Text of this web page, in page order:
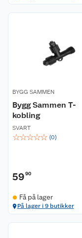
BYGG SAMMEN
Bygg Sammen T-
kobling
SVART
☆☆☆☆☆ (0)
5990
Få på lager
På lager i 9 butikker